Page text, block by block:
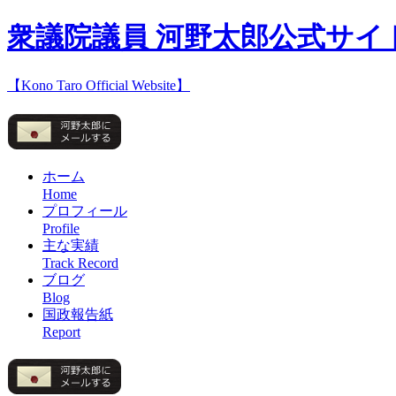
衆議院議員 河野太郎公式サイ
【Kono Taro Official Website】
ホーム
Home
プロフィール
Profile
主な実績
Track Record
ブログ
Blog
国政報告紙
Report